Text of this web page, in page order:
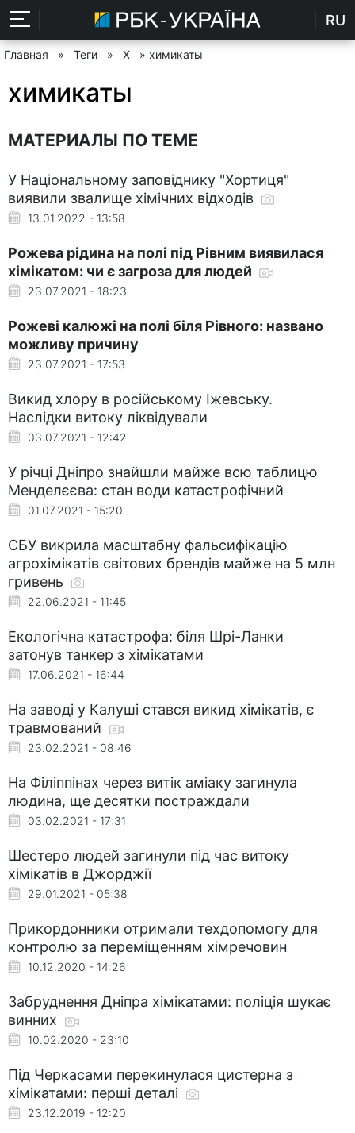
RU
Главная » Теги » Х » химикаты
химикаты
МАТЕРИАЛЫ ПО ТЕМЕ
У Національному заповіднику "Хортиця"
виявили звалище хімічних відходів
13.01.2022 - 13:58
Рожева рідина на полі під Рівним виявилася
хімікатом: чи є загроза для людей
23.07.2021 - 18:23
Рожеві калюжі на полі біля Рівного: названо
можливу причину
23.07.2021 - 17:53
Викид хлору в російському Іжевську.
Наслідки витоку ліквідували
03.07.2021 - 12:42
У річці Дніпро знайшли майже всю таблицю
Менделєєва: стан води катастрофічний
01.07.2021 - 15:20
СБУ викрила масштабну фальсифікацію
агрохімікатів світових брендів майже на 5 млн
гривень
22.06.2021 - 11:45
Екологічна катастрофа: біля Шрі-Ланки
затонув танкер з хімікатами
17.06.2021 - 16:44
На заводі у Калуші стався викид хімікатів, є
травмований
23.02.2021 - 08:46
На Філіппінах через витік аміаку загинула
людина, ще десятки постраждали
03.02.2021 - 17:31
Шестеро людей загинули під час витоку
хімікатів в Джорджії
29.01.2021 - 05:38
Прикордонники отримали техдопомогу для
контролю за переміщенням хімречовин
10.12.2020 - 14:26
Забруднення Дніпра хімікатами: поліція шукає
винних
10.02.2020 - 23:10
Під Черкасами перекинулася цистерна з
хімікатами: перші деталі
23.12.2019 - 12:20